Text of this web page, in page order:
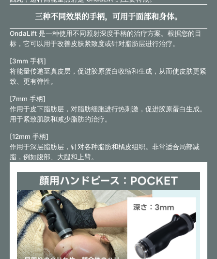
三种不同效果的手柄，可用于面部和身体。
OndaLift 是一种使用不同照射深度手柄的治疗方案。根据您的目
标，它可以用于改善皮肤紧致度或针对脂肪层进行治疗。
[3mm 手柄]
将能量传递至真皮层，促进胶原蛋白收缩和生成，从而使皮肤更紧
致、更有弹性。
[7mm 手柄]
作用于皮下脂肪层，对脂肪细胞进行热刺激，促进胶原蛋白生成。
用于紧致肌肤和减少脂肪的治疗。
[12mm 手柄]
作用于深层脂肪层，针对各种脂肪和橘皮组织。非常适合局部减
脂，例如腹部、大腿和上臂。